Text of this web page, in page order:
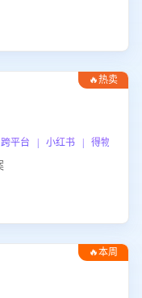
🔥热卖
台 | 小红书 | 得物 | 企
🔥本周